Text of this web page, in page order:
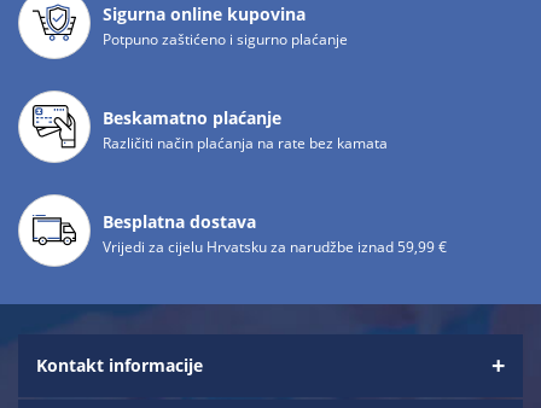
Sigurna online kupovina
Potpuno zaštićeno i sigurno plaćanje
Beskamatno plaćanje
Različiti način plaćanja na rate bez kamata
Besplatna dostava
Vrijedi za cijelu Hrvatsku za narudžbe iznad 59,99 €
Kontakt informacije